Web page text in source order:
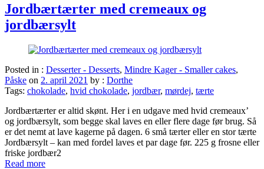
Jordbærtærter med cremeaux og
jordbærsylt
Posted in : Desserter - Desserts, Mindre Kager - Smaller cakes,
Påske on 2. april 2021 by : Dorthe
Tags: chokolade, hvid chokolade, jordbær, mørdej, tærte
Jordbærtærter er altid skønt. Her i en udgave med hvid cremeaux’
og jordbærsylt, som begge skal laves en eller flere dage før brug. Så
er det nemt at lave kagerne på dagen. 6 små tærter eller en stor tærte
Jordbærsylt – kan med fordel laves et par dage før. 225 g frosne eller
friske jordbær2
Read more